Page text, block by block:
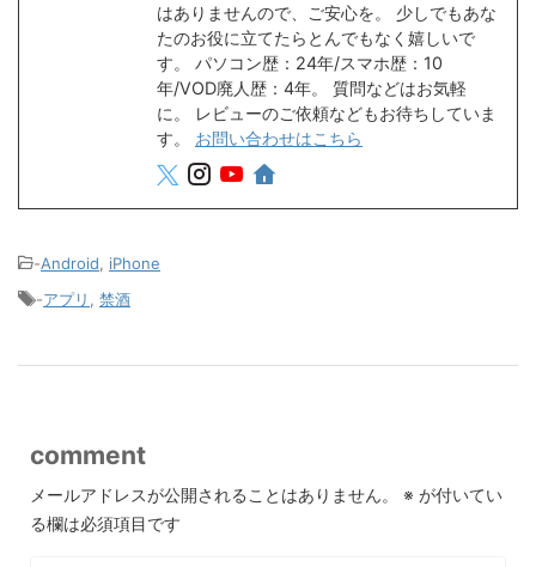
はありませんので、ご安心を。 少しでもあな
たのお役に立てたらとんでもなく嬉しいで
す。 パソコン歴：24年/スマホ歴：10
年/VOD廃人歴：4年。 質問などはお気軽
に。 レビューのご依頼などもお待ちしていま
す。 お問い合わせはこちら
-Android, iPhone
-アプリ , 禁酒
comment
メールアドレスが公開されることはありません。 ※ が付いてい
る欄は必須項目です